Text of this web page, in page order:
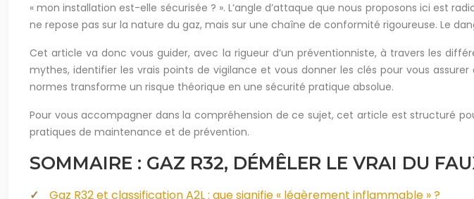
« mon installation est-elle sécurisée ? ». L’angle d’attaque que nous proposons ici est
ne repose pas sur la nature du gaz, mais sur une chaîne de conformité rigoureuse. Le
Cet article va donc vous guider, avec la rigueur d’un préventionniste, à travers les
mythes, identifier les vrais points de vigilance et vous donner les clés pour vous
normes transforme un risque théorique en une sécurité pratique absolue.
Pour vous accompagner dans la compréhension de ce sujet, cet article est structuré
pratiques de maintenance et de prévention.
SOMMAIRE : GAZ R32, DÉMÊLER LE VRAI DU
Gaz R32 et classification A2L : que signifie « légèrement inflammable » ?